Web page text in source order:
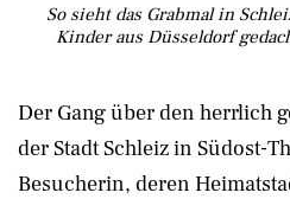
So sieht das Grabmal in
Kinder aus Düsseldorf
Der Gang über den herrlich
der Stadt Schleiz in Südost-
Besucherin, deren